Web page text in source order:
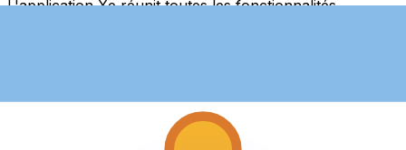
L'application Xe réunit toutes les fonctionnalités